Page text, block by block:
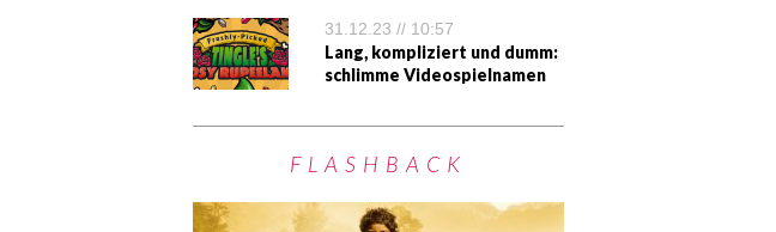
31.12.23 // 10:57
Lang, kompliziert und dumm:
schlimme Videospielnamen
FLASHBACK